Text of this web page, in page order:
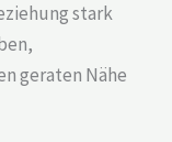
stark
geraten Nähe